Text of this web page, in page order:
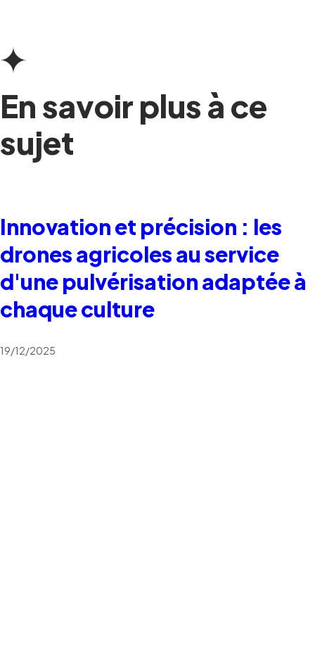
En savoir plus à ce
sujet
Innovation et précision : les
drones agricoles au service
d'une pulvérisation adaptée à
chaque culture
19/12/2025